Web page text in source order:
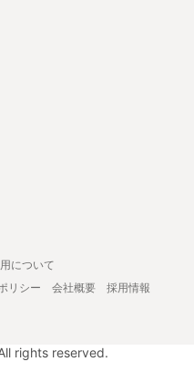
について
リシー 会社概要
採用情報
rights reserved.